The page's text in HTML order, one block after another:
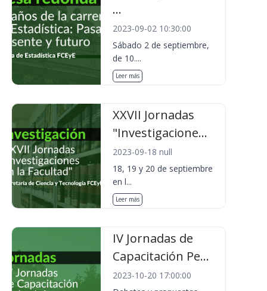
...
2023-09-02 10:30:00
Sábado 2 de septiembre,
de 10....
Leer más
XXVII Jornadas
"Investigacione...
2023-09-18 null
18, 19 y 20 de septiembre
en l...
Leer más
IV Jornadas de
Capacitación Pe...
2023-10-20 17:00:00